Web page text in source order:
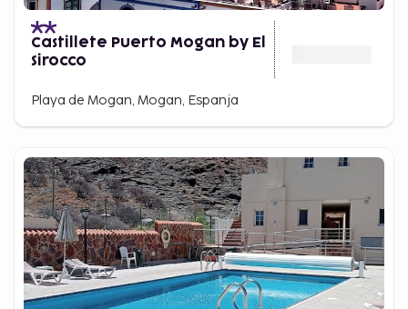
Castillete Puerto Mogan by El
Sirocco
Playa de Mogan, Mogan, Espanja